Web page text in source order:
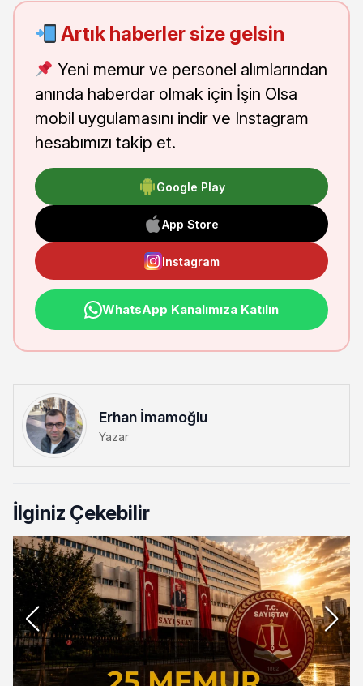
Artık haberler size gelsin
Yeni memur ve personel alımlarından
anında haberdar olmak için İşin Olsa
mobil uygulamasını indir ve Instagram
hesabımızı takip et.
Google Play
App Store
Instagram
WhatsApp Kanalımıza Katılın
Erhan İmamoğlu
Yazar
İlginiz Çekebilir